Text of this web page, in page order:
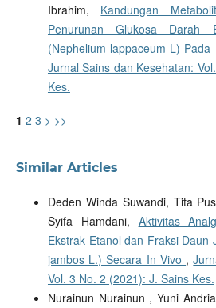
Ibrahim, Kandungan
Penurunan Glukosa Darah
(Nephelium lappaceum L)
Jurnal Sains dan Kesehatan:
Kes.
1 2 3 > >>
Similar Articles
Deden Winda Suwandi, Tita
Syifa Hamdani, Aktivitas
Ekstrak Etanol dan Fraksi Daun
jambos L.) Secara In Vivo ,
Vol. 3 No. 2 (2021): J. Sains Kes.
Nurainun Nurainun , Yuni